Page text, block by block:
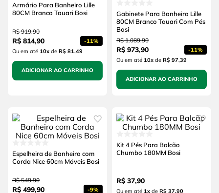
Armário Para Banheiro Lille
80CM Branco Tauari Bosi
R$ 919,90
R$ 814,90 -11%
Ou em até 10xde R$ 81,49
ADICIONAR AO CARRINHO
Gabinete Para Banheiro Lille
80CM Branco Tauari Com Pés
Bosi
R$ 1.089,90
R$ 973,90 -11%
Ou em até 10xde R$ 97,39
ADICIONAR AO CARRINHO
Espelheira de Banheiro com
Corda Nice 60cm Móveis Bosi
R$ 549,90
R$ 499,90 -9%
Kit 4 Pés Para Balcão
Chumbo 180MM Bosi
R$ 37,90
Ou em até 1xde R$ 37,90